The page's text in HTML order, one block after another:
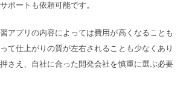
ポートも依頼可能です。
アプリの内容によっては費用が高くなることも
て仕上がりの質が左右されることも少なくあり
さえ、自社に合った開発会社を慎重に選ぶ必要